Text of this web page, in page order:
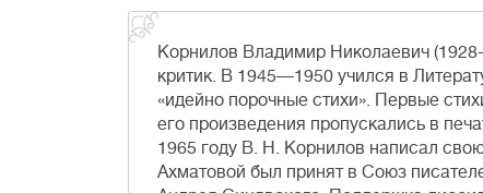
Корнилов Владимир Николаевич
критик. В 1945—1950 учился в
«идейно порочные стихи». Первые
его произведения пропускались в
1965 году В. Н. Корнилов написал
Ахматовой был принят в Союз